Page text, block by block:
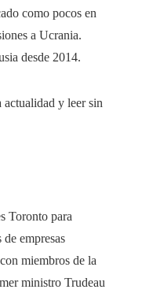
como pocos en
a Ucrania.
desde 2014.
y leer sin
Toronto para
empresas
miembros de la
ministro Trudeau